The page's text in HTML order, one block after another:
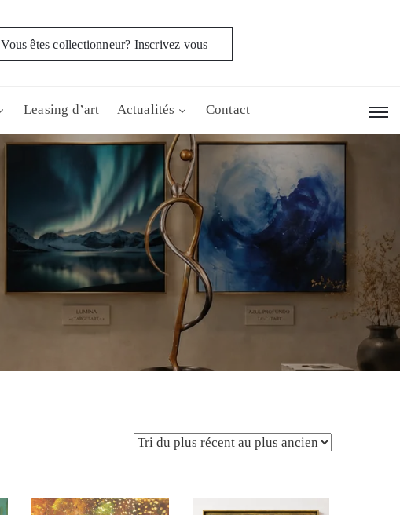
Vous êtes collectionneur? Inscrivez vous
Leasing d’art Actualités Contact